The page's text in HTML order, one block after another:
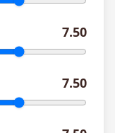
7.50
7.50